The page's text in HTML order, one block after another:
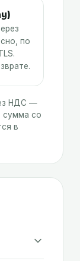
по
.
НДС —
сумма со
в